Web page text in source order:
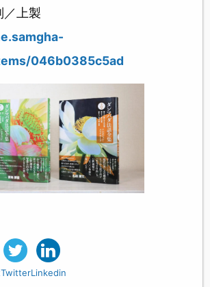
／上製
046b0385c5ad
TwitterLinkedin